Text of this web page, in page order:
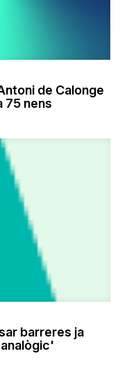
de Calonge
75 nens
barreres ja